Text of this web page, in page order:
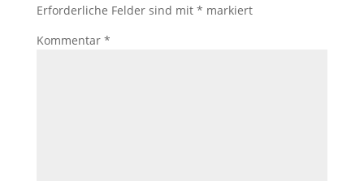
Erforderliche Felder sind mit * markiert
Kommentar *